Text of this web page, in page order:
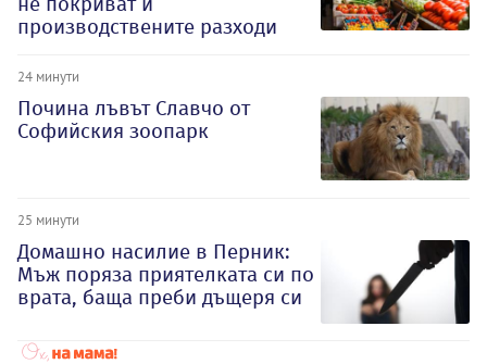
производствените разходи
24 минути
Почина лъвът Славчо от
Софийския зоопарк
25 минути
Домашно насилие в Перник:
Мъж поряза приятелката си по
врата, баща преби дъщеря си